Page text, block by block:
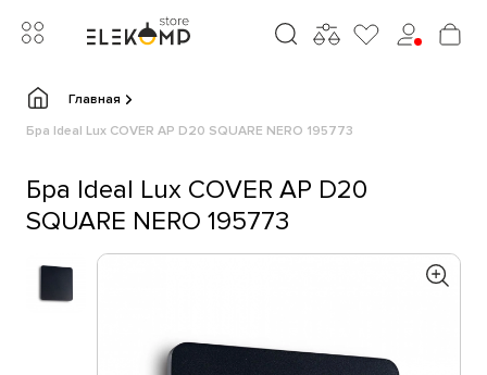
Главная
Бра Ideal Lux COVER AP D20 SQUARE NERO 195773
Бра Ideal Lux COVER AP D20
SQUARE NERO 195773